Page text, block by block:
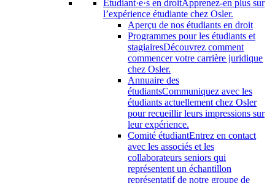
Étudiant·e·s en droitApprenez-en plus sur
l’expérience étudiante chez Osler.
Aperçu de nos étudiants en droit
Programmes pour les étudiants et
stagiairesDécouvrez comment
commencer votre carrière juridique
chez Osler.
Annuaire des
étudiantsCommuniquez avec les
étudiants actuellement chez Osler
pour recueillir leurs impressions sur
leur expérience.
Comité étudiantEntrez en contact
avec les associés et les
collaborateurs seniors qui
représentent un échantillon
représentatif de notre groupe de